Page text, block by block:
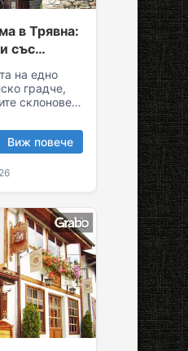
в Трявна:
със
на едно
градче,
склонове
в Трявна…
Виж повече